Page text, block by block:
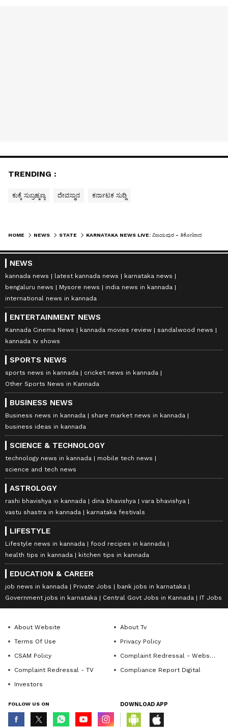
TRENDING :
ಕುಕ್ಕೆ ಸುಬ್ರಹ್ಮಣ್ಯ ದೇವಸ್ಥಾನ ಕರ್ನಾಟಕ ಸುದ್ದಿ
HOME NEWS STATE
NEWS
kannada news latest kannada news
karnataka news
bengaluru news
Mysore news
india news in kannada
international news in kannada
ENTERTAINMENT NEWS
Kannada Cinema News kannada movies review
sandalwood news
kannada tv shows
SPORTS NEWS
sports news in kannada
cricket news in kannada
Other Sports News in Kannada
BUSINESS NEWS
Business news in kannada
share market news in kannada
business ideas in kannada
SCIENCE & TECHNOLOGY
technology news in kannada
mobile tech news
science and tech news
ASTROLOGY
rashi bhavishya in kannada dina bhavishya
vara bhavishya
vastu shastra in kannada
karnataka festivals
LIFESTYLE
Lifestyle news in kannada
food recipes in kannada
health tips in kannada
kitchen tips in kannada
EDUCATION & CAREER
job news in kannada Private Jobs
bank jobs in karnataka
Government jobs in karnataka
Central Govt Jobs in Kannada IT Jobs
About Website
About Tv
Terms Of Use
Privacy Policy
CSAM Policy
Complaint Redressal - Website
Complaint Redressal - TV
Compliance Report Digital
Investors
FOLLOW US ON DOWNLOAD APP